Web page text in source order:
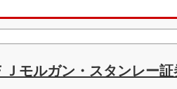
Ｊモルガン・スタンレー証